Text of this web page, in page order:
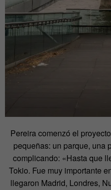
Pereira comenzó el
pequeñas: un parque,
complicando: «Hasta que
Tokio. Fue muy importante
llegaron Madrid, Londres,